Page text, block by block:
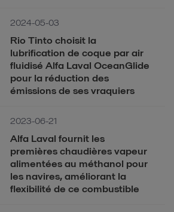
2024-05-03
Rio Tinto choisit la
lubrification de coque par air
fluidisé Alfa Laval OceanGlide
pour la réduction des
émissions de ses vraquiers
2023-06-21
Alfa Laval fournit les
premières chaudières vapeur
alimentées au méthanol pour
les navires, améliorant la
flexibilité de ce combustible